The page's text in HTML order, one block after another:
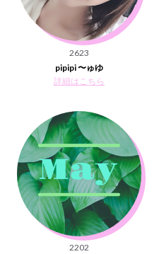
2623
pipipi 〜ゅゆ
詳細はこちら
2202